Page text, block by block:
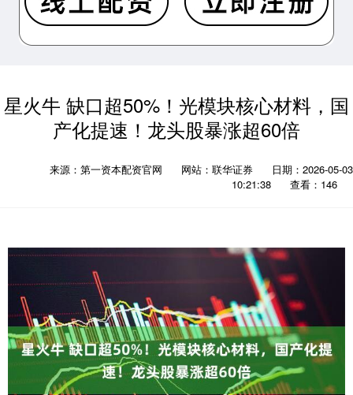
星火牛 缺口超50%！光模块核心材料，国
产化提速！龙头股暴涨超60倍
来源：第一资本配资官网 网站：联华证券
日期：2026-05-03
10:21:38
查看：146